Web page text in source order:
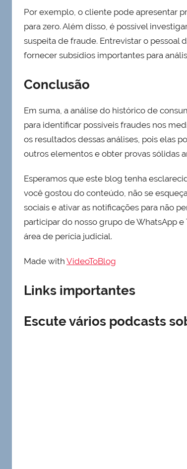
Por exemplo, o cliente pode apresentar
para zero. Além disso, é possível
suspeita de fraude. Entrevistar o
fornecer subsídios importantes para
Conclusão
Em suma, a análise do histórico de
para identificar possíveis fraudes nos
os resultados dessas análises, pois elas
outros elementos e obter provas sólidas
Esperamos que este blog tenha
você gostou do conteúdo, não se
sociais e ativar as notificações para não
participar do nosso grupo de WhatsApp
área de perícia judicial.
Made with VideoToBlog
Links importantes
Escute vários podcasts